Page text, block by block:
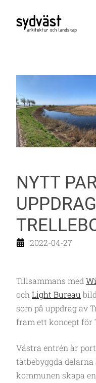
NYTT
2022-04-27
Tillsammans med
och Light Bureau
som på uppdrag av
fram ett koncept för
Västra entrén är
tätbebyggda
kommunen skapa